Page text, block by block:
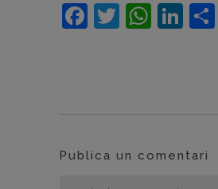
Facebook
Twitter
Publica un comentari